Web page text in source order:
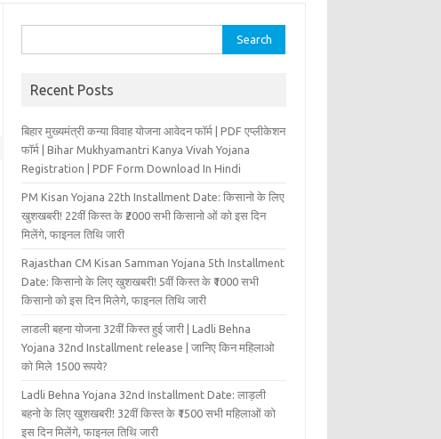
for:
Recent Posts
बिहार मुख्‍यमंत्री कन्‍या विवा‍ह योजना आवेदन फॉर्म | PDF एप्लीकेशन
फॉर्म | Bihar Mukhyamantri Kanya Vivah Yojana
Registration | PDF Form Download In Hindi
PM Kisan Yojana 22th Installment Date: किसानो के लिए
खुशखबरी! 22वीं किस्त के ₹2000 सभी किसानो ओं को इस दिन
मिलेंगे, फाइनल तिथि जारी
Rajasthan CM Kisan Samman Yojana 5th Installment
Date: किसानो के लिए खुशखबरी! 5वीं किस्त के ₹1000 सभी
किसानो को इस दिन मिलेगे, फाइनल तिथि जारी
लाडली बहना योजना 32वीं किस्त हुई जारी | Ladli Behna
Yojana 32nd Installment release | जानिए किन महिलाओ
को मिले 1500 रूपये?
Ladli Behna Yojana 32nd Installment Date: लाड़ली
बहनो के लिए खुशखबरी! 32वीं किस्त के ₹1500 सभी महिलाओं को
इस दिन मिलेंगे, फाइनल तिथि जारी